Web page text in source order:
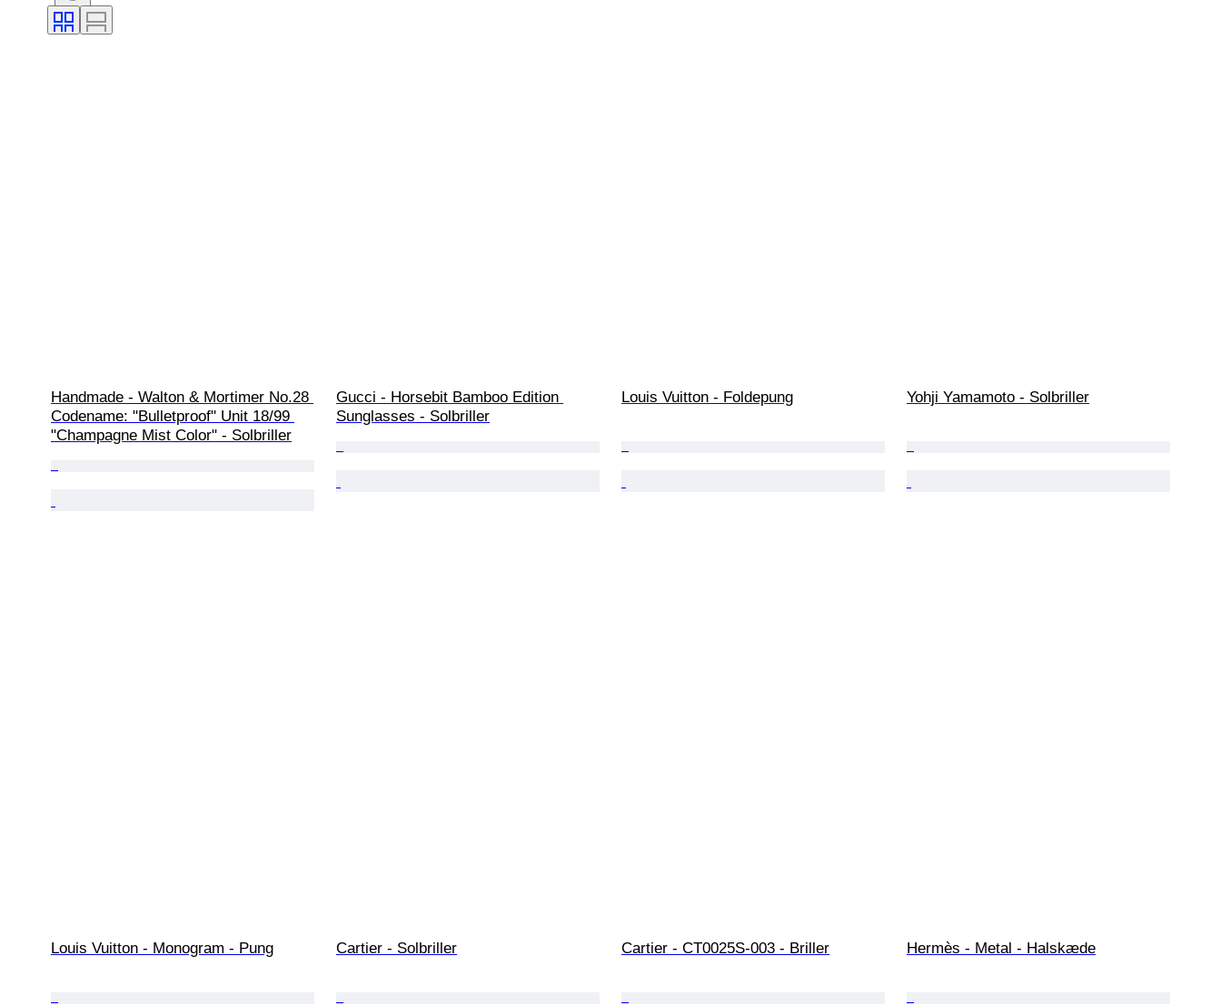
Handmade - Walton & Mortimer No.28
Codename: "Bulletproof" Unit 18/99
"Champagne Mist Color" - Solbriller
Gucci - Horsebit Bamboo Edition
Sunglasses - Solbriller
Louis Vuitton - Foldepung Yohji Yamamoto - Solbriller
Louis Vuitton - Monogram - Pung Cartier - Solbriller Cartier - CT0025S-003 - Briller Hermès - Metal - Halskæde